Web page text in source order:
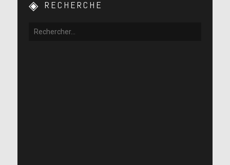
RECHERCHE